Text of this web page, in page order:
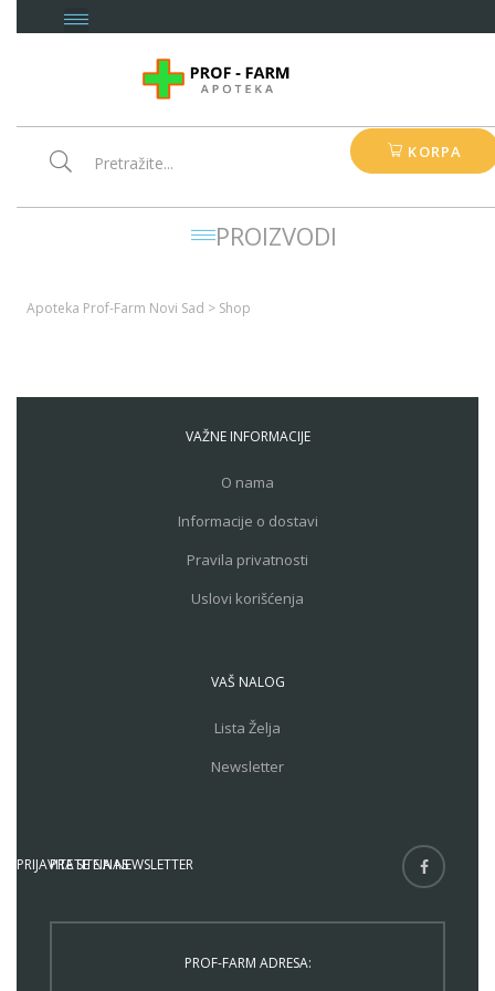
KORPA
PROIZVODI
Apoteka Prof-Farm Novi Sad > Shop
VAŽNE INFORMACIJE
O nama
Informacije o dostavi
Pravila privatnosti
Uslovi korišćenja
VAŠ NALOG
Lista Želja
Newsletter
PRATITE NAS
PRIJAVITE SE NA NEWSLETTER
PROF-FARM ADRESA: